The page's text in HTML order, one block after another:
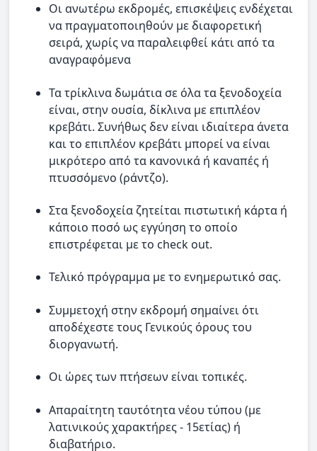
Οι ανωτέρω εκδρομές, επισκέψεις ενδέχεται
να πραγματοποιηθούν με διαφορετική
σειρά, χωρίς να παραλειφθεί κάτι από τα
αναγραφόμενα
Τα τρίκλινα δωμάτια σε όλα τα ξενοδοχεία
είναι, στην ουσία, δίκλινα με επιπλέον
κρεβάτι. Συνήθως δεν είναι ιδιαίτερα άνετα
και το επιπλέον κρεβάτι μπορεί να είναι
μικρότερο από τα κανονικά ή καναπές ή
πτυσσόμενο (ράντζο).
Στα ξενοδοχεία ζητείται πιστωτική κάρτα ή
κάποιο ποσό ως εγγύηση το οποίο
επιστρέφεται με το check out.
Τελικό πρόγραμμα με το ενημερωτικό σας.
Συμμετοχή στην εκδρομή σημαίνει ότι
αποδέχεστε τους Γενικούς όρους του
διοργανωτή.
Οι ώρες των πτήσεων είναι τοπικές.
Απαραίτητη ταυτότητα νέου τύπου (με
λατινικούς χαρακτήρες - 15ετίας) ή
διαβατήριο.